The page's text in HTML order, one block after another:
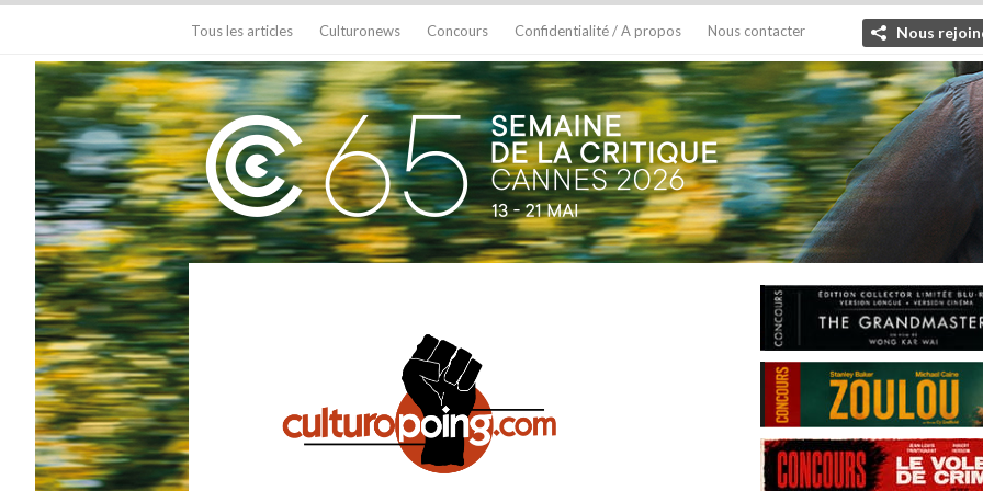
Tous les articles Culturonews Concours Confidentialité / A propos Nous contacter Nous